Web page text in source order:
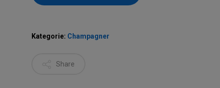
Kategorie: Champagner
Share